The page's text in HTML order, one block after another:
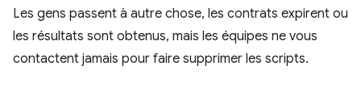
Les gens passent à autre chose, les contrats expirent ou
les résultats sont obtenus, mais les équipes ne vous
contactent jamais pour faire supprimer les scripts.